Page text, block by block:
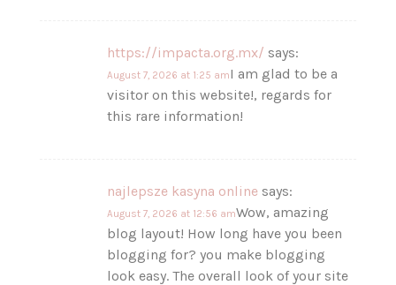
https://impacta.org.mx/ says:
August 7, 2026 at 1:25 amI am glad to be a
visitor on this website!, regards for
this rare information!
najlepsze kasyna online says:
August 7, 2026 at 12:56 amWow, amazing
blog layout! How long have you been
blogging for? you make blogging
look easy. The overall look of your site